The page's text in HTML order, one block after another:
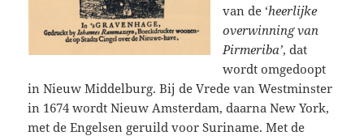
van de ‘heerlijke
overwinning van
Pirmeriba’, dat
wordt omgedoopt
in Nieuw Middelburg. Bij de Vrede van Westminster
in 1674 wordt Nieuw Amsterdam, daarna New York,
met de Engelsen geruild voor Suriname. Met de